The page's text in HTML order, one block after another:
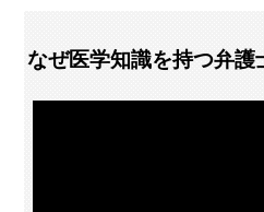
なぜ医学知識を持つ弁護